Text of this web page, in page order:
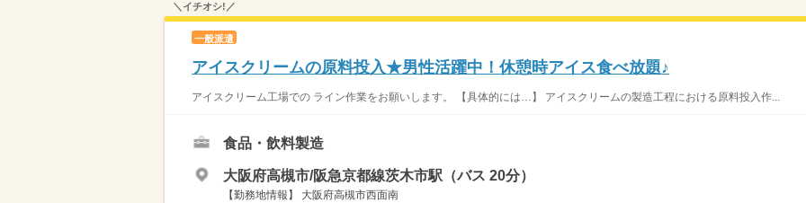
＼イチオシ!／
一般派遣
アイスクリームの原料投入★男性活躍中！休憩時アイス食べ放題♪
アイスクリーム工場での ライン作業をお願いします。 【具体的には…】 アイスクリームの製造工程における原料投入作...
食品・飲料製造
大阪府高槻市/阪急京都線茨木市駅（バス 20分）
【勤務地情報】 大阪府高槻市西面南